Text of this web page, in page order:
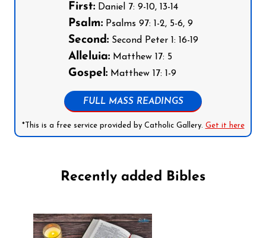
First:Daniel 7: 9-10, 13-14
Psalm:Psalms 97: 1-2, 5-6, 9
Second:Second Peter 1: 16-19
Alleluia:Matthew 17: 5
Gospel:Matthew 17: 1-9
FULL MASS READINGS
*This is a free service provided by Catholic Gallery. Get it here
Recently added Bibles